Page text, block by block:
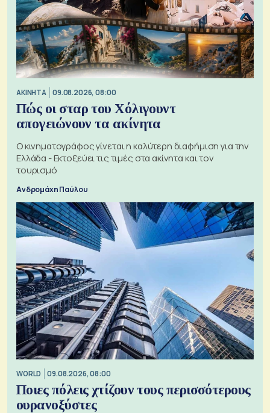
ΑΚΙΝΗΤΑ 09.08.2026, 08:00
Πώς οι σταρ του Χόλιγουντ
απογειώνουν τα ακίνητα
Ο κινηματογράφος γίνεται η καλύτερη διαφήμιση για την
Ελλάδα - Εκτοξεύει τις τιμές στα ακίνητα και τον
τουρισμό
Ανδρομάχη Παύλου
WORLD 09.08.2026, 08:00
Ποιες πόλεις χτίζουν τους περισσότερους
ουρανοξύστες